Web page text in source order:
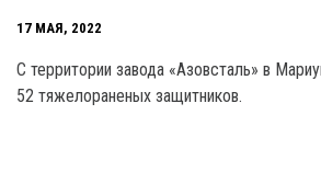
17 МАЯ, 2022
C территории завода «Азовсталь» в
52 тяжелораненых защитников.